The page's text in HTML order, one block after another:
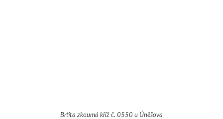
Brtita zkoumá kříž č. 0550 u Úněšova